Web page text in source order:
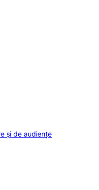
și de audiențe